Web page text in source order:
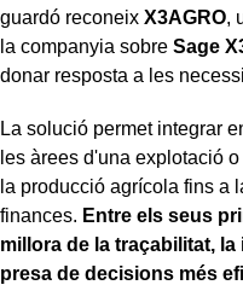
guardó reconeix X3AGRO,
la companyia sobre Sage
donar resposta a les
La solució permet integrar
les àrees d'una explotació
la producció agrícola fins a
finances. Entre els seus
millora de la traçabilitat,
presa de decisions més